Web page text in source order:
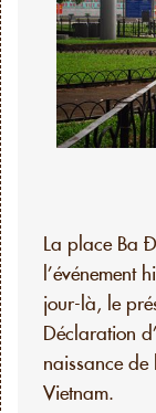
La place Ba
l’événement
jour-là, le
Déclaration
naissance
Vietnam.